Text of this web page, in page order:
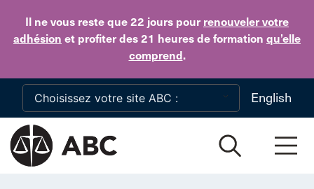
Il ne vous reste que 22 jours pour renouveler votre
adhésion et profiter des 21 heures de formation qu’elle
comprend.
Skip to main content
English